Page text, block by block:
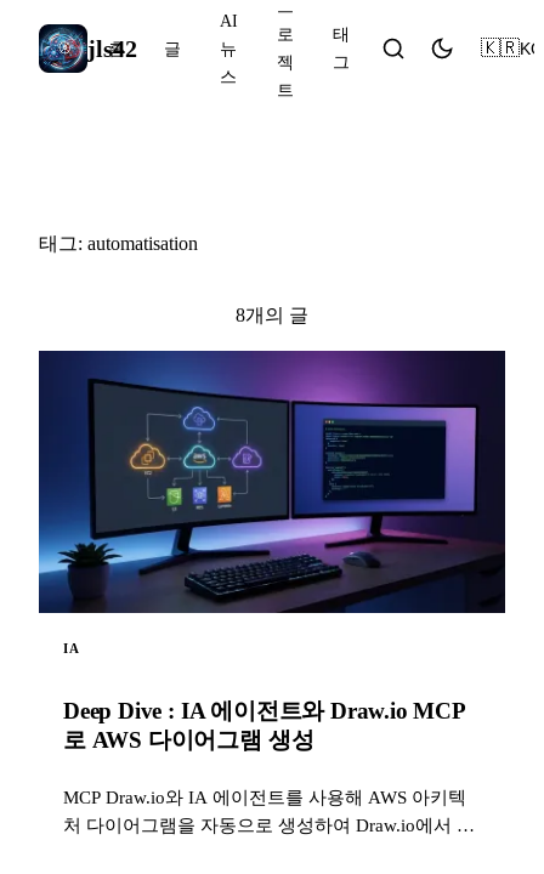
jls42
홈 글
AI
뉴
스
프
로
젝
트
태
그
🇰🇷KO
태그: automatisation
8개의 글
IA
Deep Dive : IA 에이전트와 Draw.io MCP
로 AWS 다이어그램 생성
MCP Draw.io와 IA 에이전트를 사용해 AWS 아키텍
처 다이어그램을 자동으로 생성하여 Draw.io에서 바